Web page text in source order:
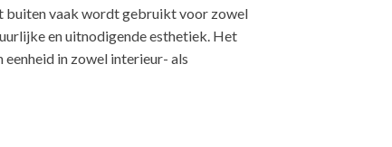
buiten vaak wordt gebruikt voor zowel
en uitnodigende esthetiek. Het
eenheid in zowel interieur- als